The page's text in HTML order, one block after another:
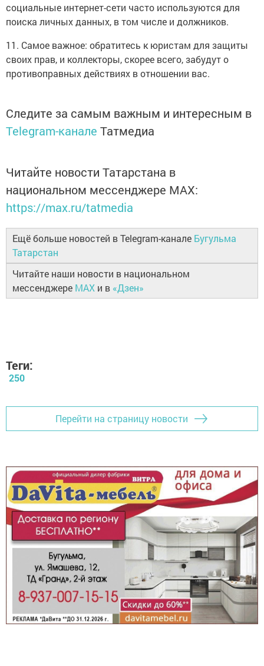
социальные интернет-сети часто используются для
поиска личных данных, в том числе и должников.
11. Самое важное: обратитесь к юристам для защиты
своих прав, и коллекторы, скорее всего, забудут о
противоправных действиях в отношении вас.
Следите за самым важным и интересным в
Telegram-канале Татмедиа
Читайте новости Татарстана в
национальном мессенджере MАХ:
https://max.ru/tatmedia
Ещё больше новостей в Telegram-канале Бугульма
Татарстан
Читайте наши новости в национальном
мессенджере MAX и в «Дзен»
Теги:
250
Перейти на страницу новости